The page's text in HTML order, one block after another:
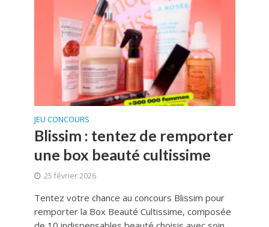
JEU CONCOURS
Blissim : tentez de remporter
une box beauté cultissime
25 février 2026
Tentez votre chance au concours Blissim pour
remporter la Box Beauté Cultissime, composée